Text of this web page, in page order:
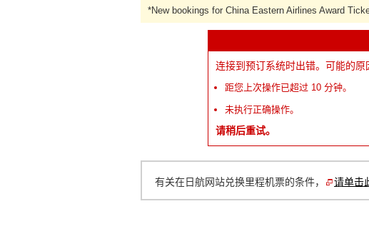
*New bookings for China Eastern Airlines Award
连接到预订系统时出错。可能的原
距您上次操作已超过 10 分钟。
未执行正确操作。
请稍后重试。
有关在日航网站兑换里程机票的条件， 请单击